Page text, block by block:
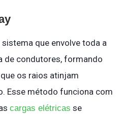
que envolve toda a
de condutores, formando
os raios atinjam
Esse método funciona com
cargas elétricas se